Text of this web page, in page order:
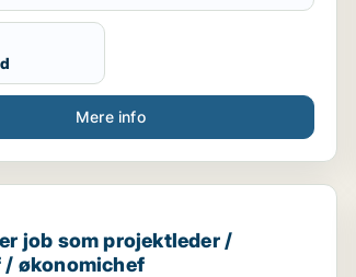
Mere info
job som projektleder / salgschef /
job som projektleder /
/ økonomichef